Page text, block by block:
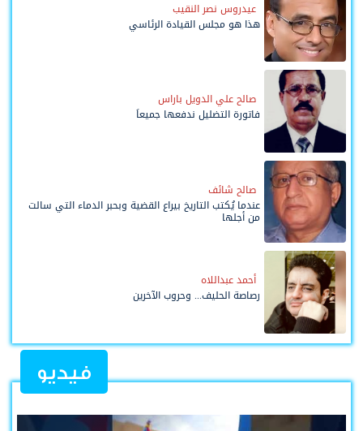
عيدروس نصر النقيب
هذا هو مجلس القيادة الرئاسي
صالح علي الدويل باراس
فاتورة التضليل ندفعها جميعاً
صالح شائف
عندما يُكتب التاريخ بيراع القضية وبحبر الدماء التي سالت
من أجلها
أحمد عبداللاه
رصاصة الحليف... وحروب الآخرين
فيديو